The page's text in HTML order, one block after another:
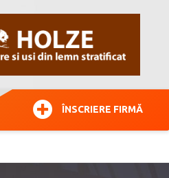
ÎNSCRIERE FIRMĂ